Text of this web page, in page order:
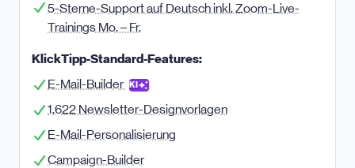
5-Sterne-Support auf Deutsch inkl. Zoom-Live-
Trainings Mo. – Fr.
KlickTipp-Standard-Features:
E-Mail-Builder KI
1.622 Newsletter-Designvorlagen
E-Mail-Personalisierung
Campaign-Builder